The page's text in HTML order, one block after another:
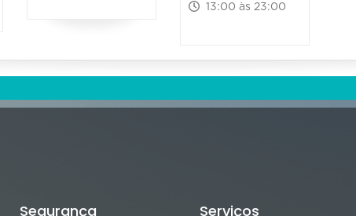
13:00 às 23:00
Segurança Serviços